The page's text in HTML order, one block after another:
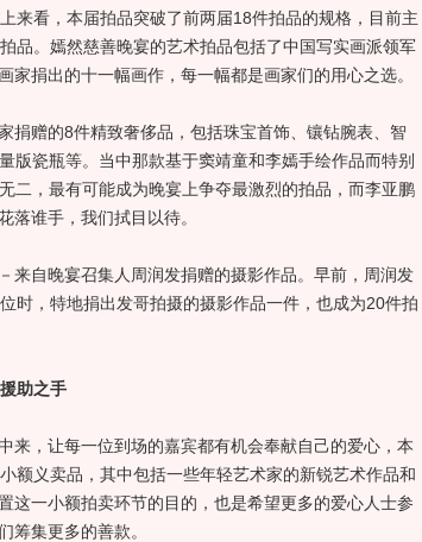
看，本届拍品突破了前两届18件拍品的规格，目前主
品。嫣然慈善晚宴的艺术拍品包括了中国写实画派领军
家捐出的十一幅画作，每一幅都是画家们的用心之选。
赠的8件精致奢侈品，包括珠宝首饰、镶钻腕表、智
版瓷瓶等。当中那款基于窦靖童和李嫣手绘作品而特别
二，最有可能成为晚宴上争夺最激烈的拍品，而李亚鹏
落谁手，我们拭目以待。
自晚宴召集人周润发捐赠的摄影作品。早前，周润发
时，特地捐出发哥拍摄的摄影作品一件，也成为20件拍
助之手
，让每一位到场的嘉宾都有机会奉献自己的爱心，本
额义卖品，其中包括一些年轻艺术家的新锐艺术作品和
这一小额拍卖环节的目的，也是希望更多的爱心人士参
筹集更多的善款。